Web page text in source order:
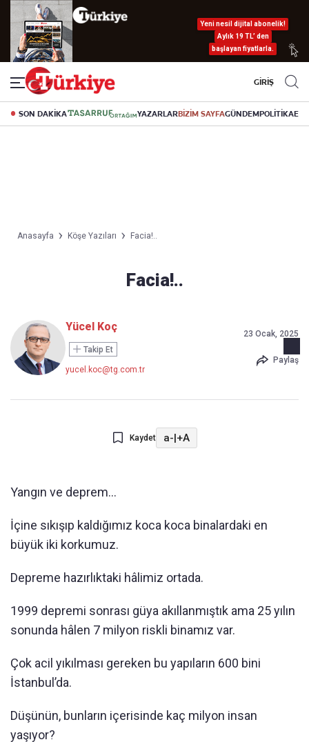
Yeni nesil dijital abonelik!
Aylık 19 TL’ den
başlayan fiyatlarla.
GİRİŞ
SON DAKİKA YAZARLARBİZİM SAYFAGÜNDEMPOLİTİKA
Anasayfa Köşe Yazıları Facia!..
Facia!..
Yücel Koç
Takip Et
yucel.koc@tg.com.tr
23 Ocak, 2025
Paylaş
Kaydet a-|+A
Yangın ve deprem…
İçine sıkışıp kaldığımız koca koca binalardaki en
büyük iki korkumuz.
Depreme hazırlıktaki hâlimiz ortada.
1999 depremi sonrası güya akıllanmıştık ama 25 yılın
sonunda hâlen 7 milyon riskli binamız var.
Çok acil yıkılması gereken bu yapıların 600 bini
İstanbul’da.
Düşünün, bunların içerisinde kaç milyon insan
yaşıyor?